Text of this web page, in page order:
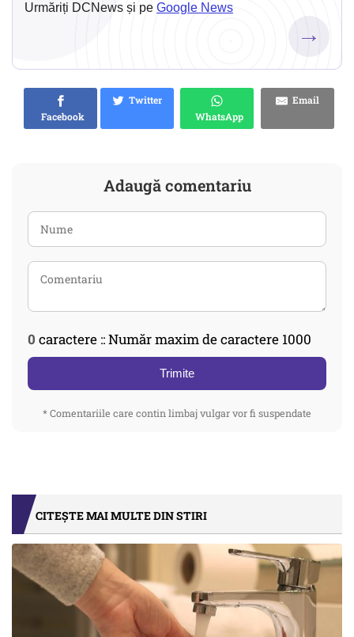
Urmăriți DCNews și pe Google News
→
Facebook
Twitter
WhatsApp
Email
Adaugă comentariu
0 caractere :: Număr maxim de caractere 1000
Trimite
* Comentariile care contin limbaj vulgar vor fi suspendate
CITEȘTE MAI MULTE DIN STIRI